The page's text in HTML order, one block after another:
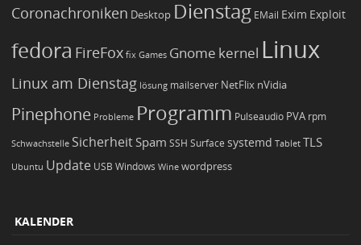
Coronachroniken Desktop Dienstag EMail Exim Exploit
fedora FireFox fix Games Gnome kernel Linux
Linux am Dienstag lösung mailserver NetFlix nVidia
Pinephone Probleme Programm Pulseaudio PVA rpm
Schwachstelle Sicherheit Spam SSH Surface systemd Tablet TLS
Ubuntu Update USB Windows Wine wordpress
KALENDER